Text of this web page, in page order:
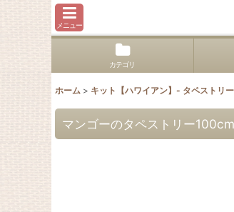
メニュー
カテゴリ
ホーム > キット【ハワイアン】- タペストリ
マンゴーのタペストリー100cm